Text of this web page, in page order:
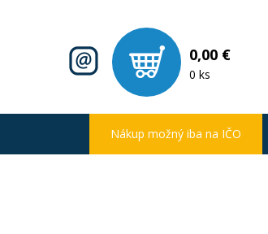
0,00 €
0 ks
Nákup možný iba na IČO